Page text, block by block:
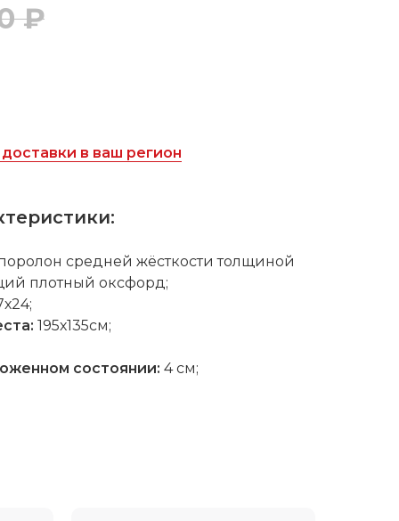
₽
в ваш регион
средней жёсткости толщиной
плотный оксфорд;
195х135см;
состоянии: 4 cм;